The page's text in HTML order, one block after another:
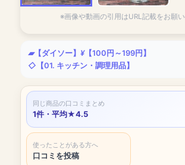
※画像や動画の引用はURL記載をお願
【ダイソー】
【100円～199円】
【01. キッチン・調理用品】
同じ商品の口コミまとめ
1件・平均★4.5
使ったことがある方へ
口コミを投稿